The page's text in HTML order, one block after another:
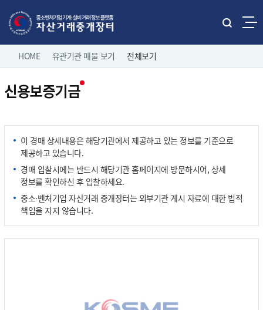
통
비
게
션
HOME 유관기관 매물 보기 전체보기
신용보증기금
이 경매 상세내용은 해당기관에서 제공하고 있는 정보를 기준으로
제공하고 있습니다.
경매 입찰시에는 반드시 해당기관 홈페이지에 방문하시어, 상세
정보를 확인하신 후 입찰하세요.
중소·벤처기업 자산거래 중개장터는 외부기관 게시 자료에 대한 법적
책임을 지지 않습니다.
홈으로 로그인
직거래 매물보기
제조/유통업체 매물
삽니다
유관기관 매물보기
나의 거래정보
고객마당